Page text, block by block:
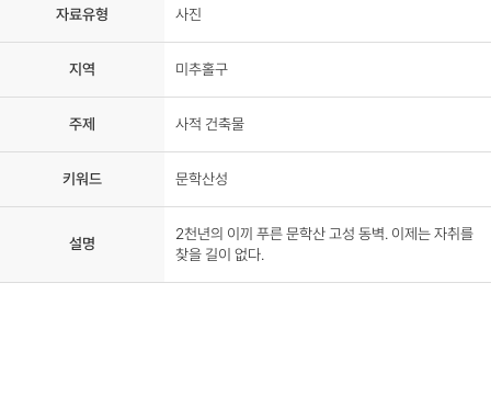
자료유형 사진
지역 미추홀구
주제 사적 건축물
키워드 문학산성
설명
2천년의 이끼 푸른 문학산 고성 동벽. 이제는 자취를
찾을 길이 없다.